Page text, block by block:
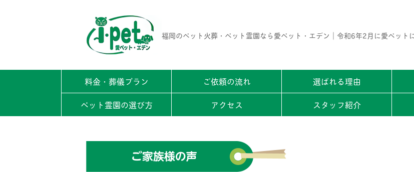
福岡のペット火葬・ペット霊園なら愛ペット・エデン｜令和6年2月に愛ペッ
料金・葬儀プラン ご依頼の流れ 選ばれる理由
ペット霊園の選び方
アクセス スタッフ紹介